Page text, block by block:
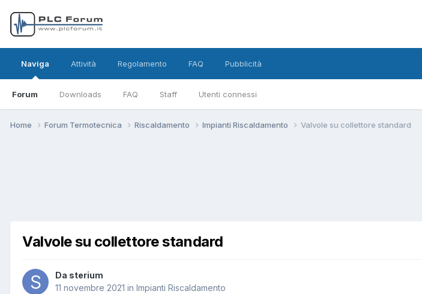
Naviga
Forum Downloads FAQ Staff Utenti connessi
Attività Regolamento FAQ Pubblicità
Home Forum Termotecnica Riscaldamento Impianti Riscaldamento Valvole su collettore standard
Valvole su collettore standard
Da sterium
11 novembre 2021 in Impianti Riscaldamento